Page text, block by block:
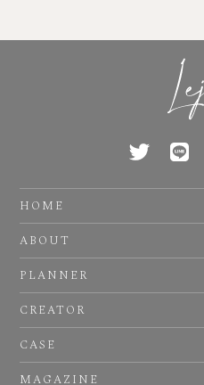
HOME
ABOUT
PLANNER
CREATOR
CASE
MAGAZINE